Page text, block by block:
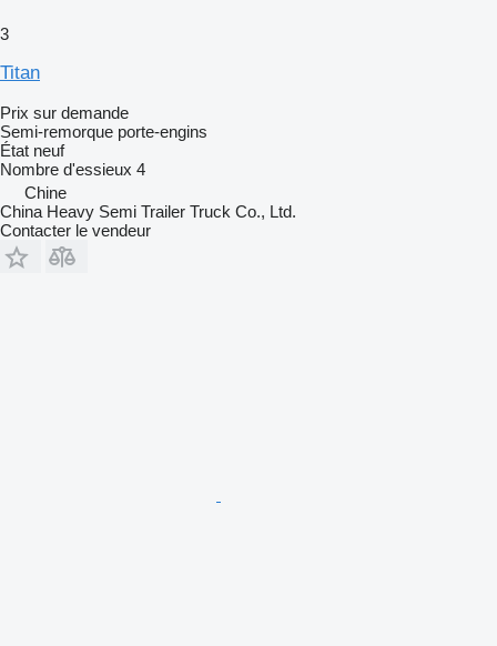
3
Titan
Prix sur demande
Semi-remorque porte-engins
État neuf
Nombre d'essieux 4
Chine
China Heavy Semi Trailer Truck Co., Ltd.
Contacter le vendeur